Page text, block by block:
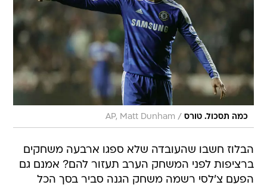
כמה תסכול. טורס /
AP, Matt Dunham
הבלוז חשבו שהעובדה שלא ספגו ארבעה משחקים
ברציפות לפני המשחק הערב תעזור להם? אמנם גם
הפעם צ'לסי רשמה משחק הגנה סביר בסך הכל